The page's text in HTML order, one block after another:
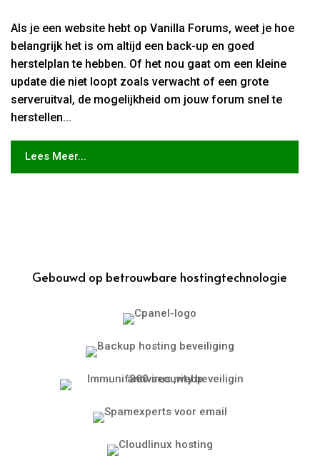
Als je een website hebt op Vanilla Forums, weet je hoe
belangrijk het is om altijd een back-up en goed
herstelplan te hebben. Of het nou gaat om een kleine
update die niet loopt zoals verwacht of een grote
serveruitval, de mogelijkheid om jouw forum snel te
herstellen...
Lees Meer...
Gebouwd op betrouwbare hostingtechnologie